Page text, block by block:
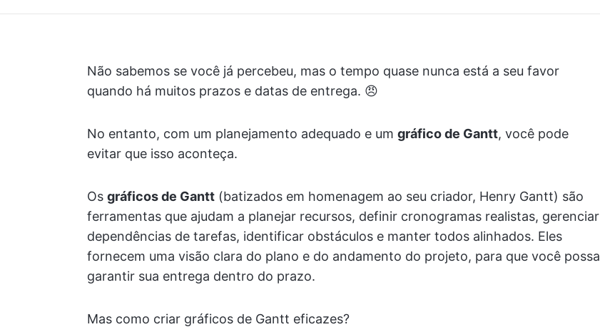
Não sabemos se você já percebeu, mas o tempo quase nunca está a seu favor
quando há muitos prazos e datas de entrega. 😠
No entanto, com um planejamento adequado e um gráfico de Gantt, você pode
evitar que isso aconteça.
Os gráficos de Gantt (batizados em homenagem ao seu criador, Henry Gantt) são
ferramentas que ajudam a planejar recursos, definir cronogramas realistas, gerenciar
dependências de tarefas, identificar obstáculos e manter todos alinhados. Eles
fornecem uma visão clara do plano e do andamento do projeto, para que você possa
garantir sua entrega dentro do prazo.
Mas como criar gráficos de Gantt eficazes?